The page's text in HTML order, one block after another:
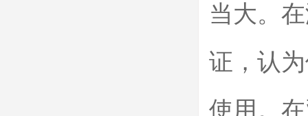
当大。
证，认
使用。